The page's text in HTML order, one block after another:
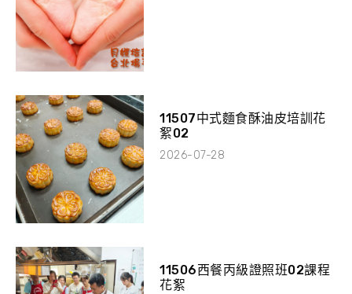
11507中式麵食酥油皮培訓花
絮02
2026-07-28
11506西餐丙級證照班02課程
花絮